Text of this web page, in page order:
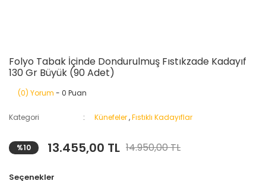
Folyo Tabak İçinde Dondurulmuş Fıstıkzade Kadayıf
130 Gr Büyük (90 Adet)
(0) Yorum - 0 Puan
Kategori Künefeler,Fıstıklı Kadayıflar
%10 13.455,00 TL 14.950,00 TL
Seçenekler